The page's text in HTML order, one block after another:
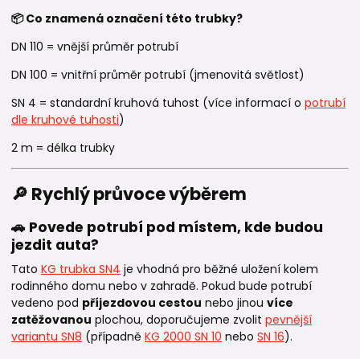
📦 Co znamená označení této trubky?
DN 110 = vnější průměr potrubí
DN 100 = vnitřní průměr potrubí (jmenovitá světlost)
SN 4 = standardní kruhová tuhost (více informací o potrubí
dle kruhové tuhosti)
2 m = délka trubky
🔎 Rychlý průvoce výběrem
🚗 Povede potrubí pod místem, kde budou
jezdit auta?
Tato KG trubka SN4 je vhodná pro běžné uložení kolem
rodinného domu nebo v zahradě. Pokud bude potrubí
vedeno pod příjezdovou cestou nebo jinou více
zatěžovanou plochou, doporučujeme zvolit pevnější
variantu SN8 (případně KG 2000 SN 10 nebo SN 16).